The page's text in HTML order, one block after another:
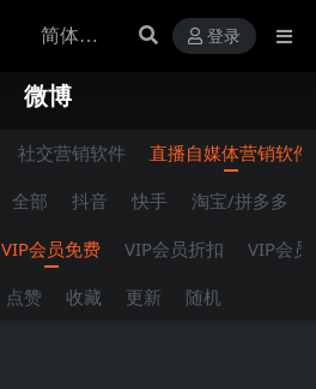
登录
微博
社交营销软件
直播自媒体营销软件
全部 抖音 快手 淘宝/拼多多
VIP会员免费 VIP会员折扣
VIP会
点赞 收藏 更新 随机